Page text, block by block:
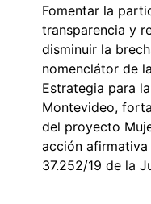
Fomentar la
transparencia y
disminuir la
nomenclátor de
Estrategia para
Montevideo,
del proyecto
acción
37.252/19 de la